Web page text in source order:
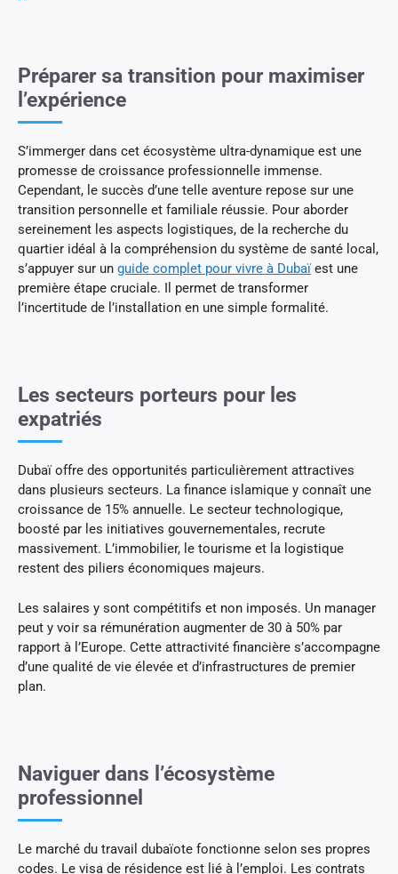
Préparer sa transition pour maximiser
l’expérience
S’immerger dans cet écosystème ultra-dynamique est une
promesse de croissance professionnelle immense.
Cependant, le succès d’une telle aventure repose sur une
transition personnelle et familiale réussie. Pour aborder
sereinement les aspects logistiques, de la recherche du
quartier idéal à la compréhension du système de santé local,
s’appuyer sur un guide complet pour vivre à Dubaï est une
première étape cruciale. Il permet de transformer
l’incertitude de l’installation en une simple formalité.
Les secteurs porteurs pour les
expatriés
Dubaï offre des opportunités particulièrement attractives
dans plusieurs secteurs. La finance islamique y connaît une
croissance de 15% annuelle. Le secteur technologique,
boosté par les initiatives gouvernementales, recrute
massivement. L’immobilier, le tourisme et la logistique
restent des piliers économiques majeurs.
Les salaires y sont compétitifs et non imposés. Un manager
peut y voir sa rémunération augmenter de 30 à 50% par
rapport à l’Europe. Cette attractivité financière s’accompagne
d’une qualité de vie élevée et d’infrastructures de premier
plan.
Naviguer dans l’écosystème
professionnel
Le marché du travail dubaïote fonctionne selon ses propres
codes. Le visa de résidence est lié à l’emploi. Les contrats